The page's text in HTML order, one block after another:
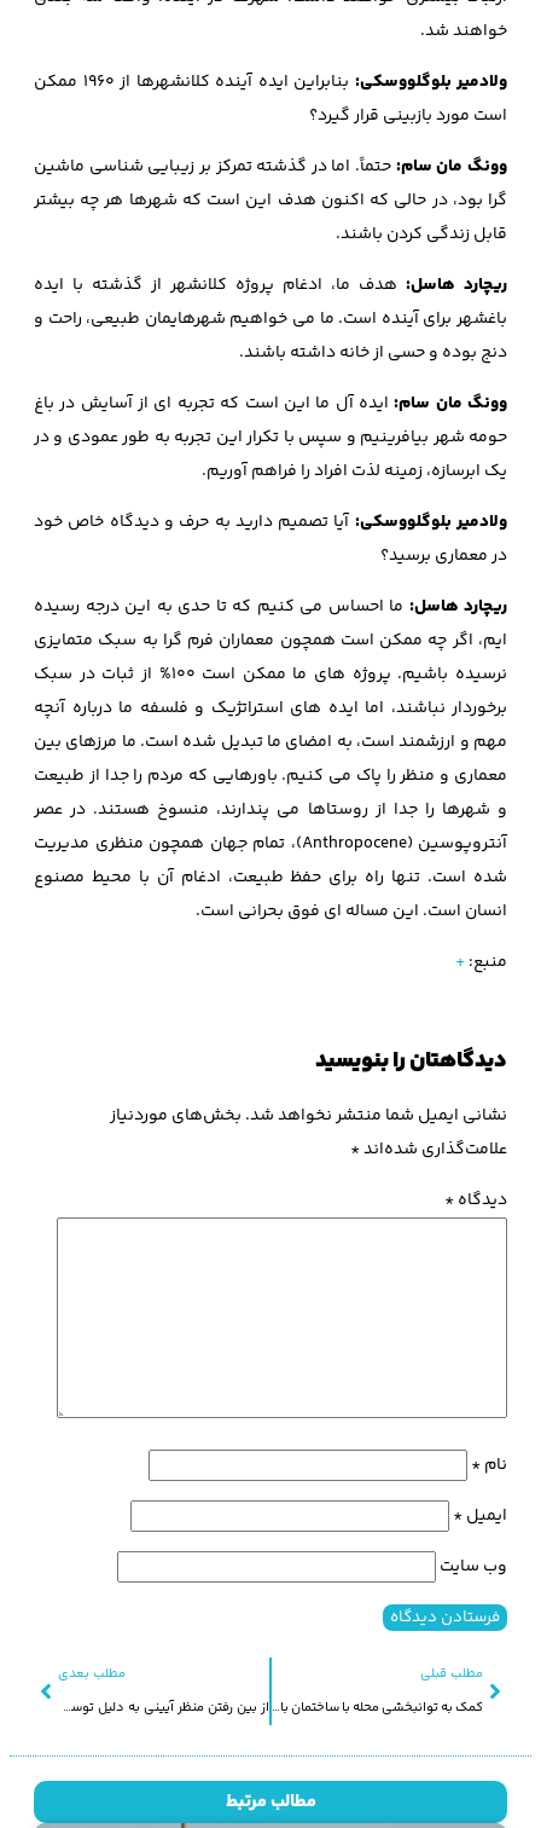
خواهند شد.
ولادمیر بلوگلووسکی:
بنابراین ایده آینده کلانشهرها از 1960 ممکن
است مورد بازبینی قرار گیرد؟
وونگ مان سام:حتماً. اما در گذشته تمرکز بر زیبایی شناسی ماشین
گرا بود، در حالی که اکنون هدف این است که شهرها هر چه بیشتر
قابل زندگی کردن باشند.
ریچارد هاسل: هدف ما، ادغام پروژه کلانشهر از گذشته با ایده
باغشهر برای آینده است. ما می خواهیم شهرهایمان طبیعی، راحت و
دنج بوده و حسی از خانه داشته باشند.
وونگ مان سام:ایده آل ما این است که تجربه ای از آسایش در باغ
حومه شهر بیافرینیم و سپس با تکرار این تجربه به طور عمودی و در
یک ابرسازه، زمینه لذت افراد را فراهم آوریم.
ولادمیر بلوگلووسکی:آیا تصمیم دارید به حرف و دیدگاه خاص خود
در معماری برسید؟
ریچارد هاسل: ما احساس می کنیم که تا حدی به این درجه رسیده
ایم، اگر چه ممکن است همچون معماران فرم گرا به سبک متمایزی
نرسیده باشیم. پروژه های ما ممکن است 100% از ثبات در سبک
برخوردار نباشند، اما ایده های استراتژیک و فلسفه ما درباره آنچه
مهم و ارزشمند است، به امضای ما تبدیل شده است. ما مرزهای بین
معماری و منظر را پاک می کنیم. باورهایی که مردم را جدا از طبیعت
و شهرها را جدا از روستاها می پندارند، منسوخ هستند. در عصر
آنتروپوسین (Anthropocene)، تمام جهان همچون منظری مدیریت
شده است. تنها راه برای حفظ طبیعت، ادغام آن با محیط مصنوع
انسان است. این مساله ای فوق بحرانی است.
منبع:+
مطلب قبلی
کمک به توانبخشی محله با ساختمان بازار مالیئو
مطلب بعدی
از بین رفتن منظر آیینی به دلیل توسعه نادرست گردشگری
دیدگاهتان را بنویسید
نشانی ایمیل شما منتشر نخواهد شد. بخش‌های موردنیاز
علامت‌گذاری شده‌اند*
دیدگاه*
نام*
ایمیل*
وب‌ سایت
مطالب مرتبط